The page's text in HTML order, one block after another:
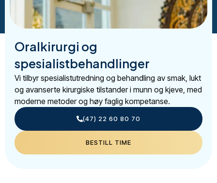
Oralkirurgi og
spesialistbehandlinger
Vi tilbyr spesialistutredning og behandling av smak, lukt
og avanserte kirurgiske tilstander i munn og kjeve, med
moderne metoder og høy faglig kompetanse.
(47) 22 60 80 70
BESTILL TIME